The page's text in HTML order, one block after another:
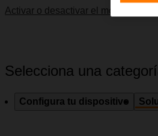
Activar o desactivar el modo
Selecciona una
Configura tu dispositivo